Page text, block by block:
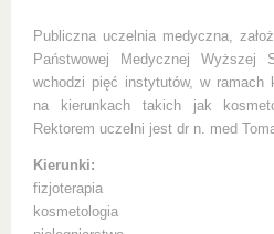
Publiczna uczelnia medyczna,
Państwowej Medycznej Wyższej
wchodzi pięć instytutów, w ramach
na kierunkach takich jak
Rektorem uczelni jest dr n. med
Kierunki:
fizjoterapia
kosmetologia